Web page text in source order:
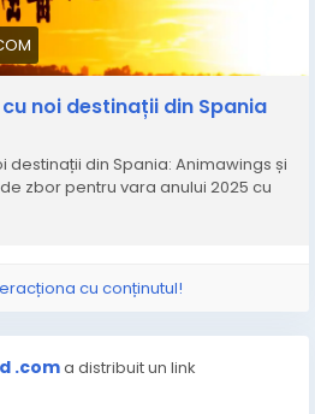
#spania
#romania
#wizzair
noi destinații din Spania
din Spania: Animawings și
zbor pentru vara anului 2025 cu
cu conținutul!
.coma distribuit un link